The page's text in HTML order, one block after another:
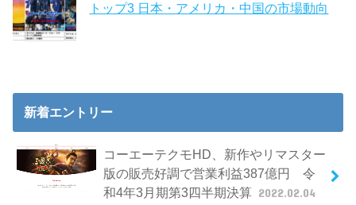
トップ3 日本・アメリカ・中国の市場動向
新着エントリー
コーエーテクモHD、新作やリマスター
版の販売好調で営業利益387億円 令
和4年3月期第3四半期決算 2022.02.04